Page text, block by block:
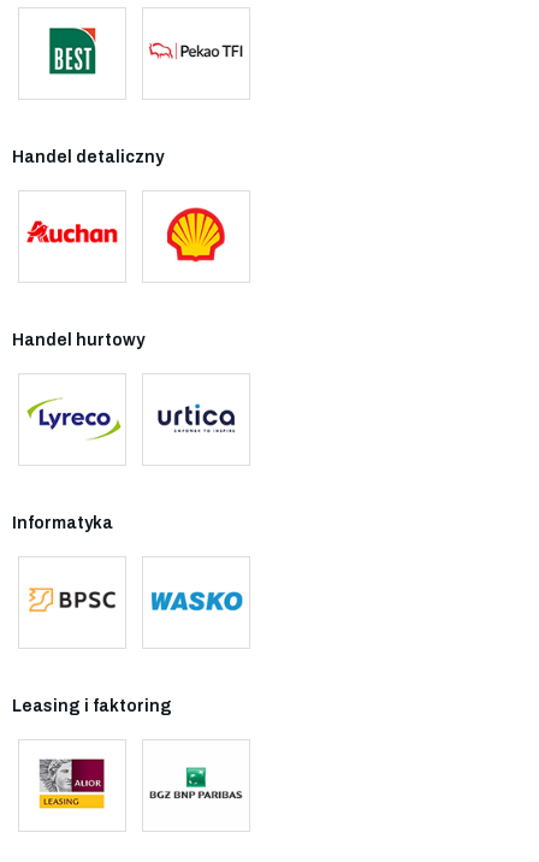
Handel detaliczny
Handel hurtowy
Informatyka
Leasing i faktoring